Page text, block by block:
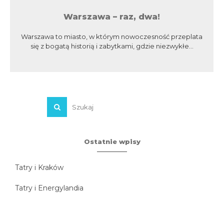
Warszawa – raz, dwa!
Warszawa to miasto, w którym nowoczesność przeplata
się z bogatą historią i zabytkami, gdzie niezwykłe...
Ostatnie wpisy
Tatry i Kraków
Tatry i Energylandia